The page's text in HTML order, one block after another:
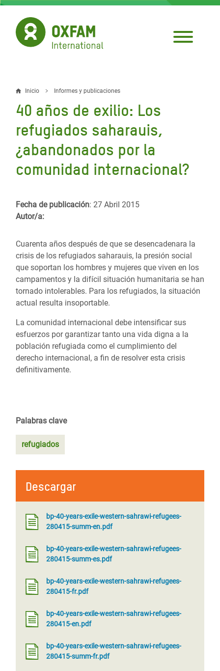
Pasar
contenido
principal
Sobrescribir
enlaces
de
ayuda
a
navegación
Inicio Informes y publicaciones
40 años de exilio: Los
refugiados saharauis,
¿abandonados por la
comunidad internacional?
Fecha de publicación: 27 Abril 2015
Autor/a:
Cuarenta años después de que se desencadenara la
crisis de los refugiados saharauis, la presión social
que soportan los hombres y mujeres que viven en los
campamentos y la difícil situación humanitaria se han
tornado intolerables. Para los refugiados, la situación
actual resulta insoportable.
La comunidad internacional debe intensificar sus
esfuerzos por garantizar tanto una vida digna a la
población refugiada como el cumplimiento del
derecho internacional, a fin de resolver esta crisis
definitivamente.
Palabras clave
refugiados
Descargar
bp-40-years-exile-western-sahrawi-refugees-
280415-summ-en.pdf
bp-40-years-exile-western-sahrawi-refugees-
280415-summ-es.pdf
bp-40-years-exile-western-sahrawi-refugees-
280415-fr.pdf
bp-40-years-exile-western-sahrawi-refugees-
280415-en.pdf
bp-40-years-exile-western-sahrawi-refugees-
280415-summ-fr.pdf